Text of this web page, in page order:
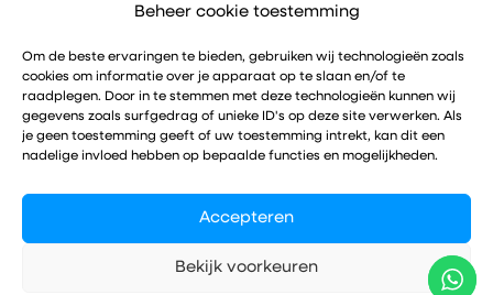
Beheer cookie toestemming
Om de beste ervaringen te bieden, gebruiken wij technologieën zoals
cookies om informatie over je apparaat op te slaan en/of te
raadplegen. Door in te stemmen met deze technologieën kunnen wij
gegevens zoals surfgedrag of unieke ID's op deze site verwerken. Als
je geen toestemming geeft of uw toestemming intrekt, kan dit een
nadelige invloed hebben op bepaalde functies en mogelijkheden.
Accepteren
Bekijk voorkeuren
Algemene voorwaarde
Copyright © 2026